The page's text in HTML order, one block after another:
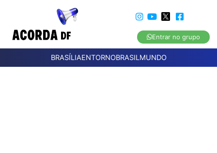
Entrar no grupo
BRASÍLIAENTORNOBRASILMUNDO